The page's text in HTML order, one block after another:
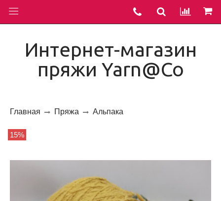
Интернет-магазин
пряжи Yarn@Co
Главная Пряжа Альпака
15%